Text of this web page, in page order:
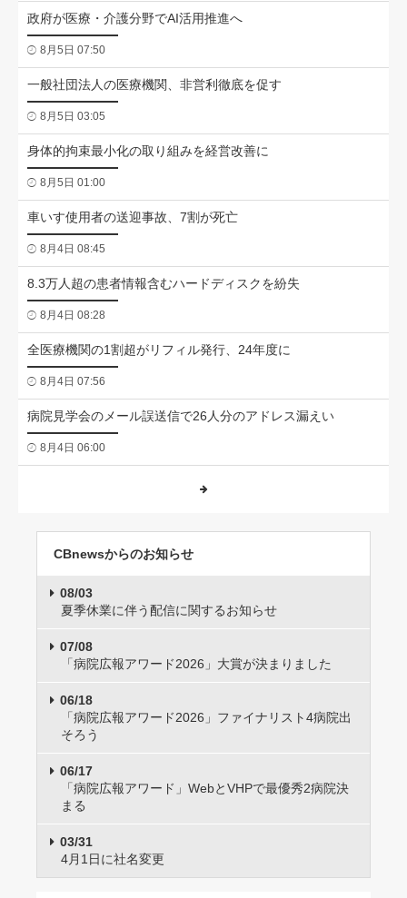
政府が医療・介護分野でAI活用推進へ
8月5日 07:50
一般社団法人の医療機関、非営利徹底を促す
8月5日 03:05
身体的拘束最小化の取り組みを経営改善に
8月5日 01:00
車いす使用者の送迎事故、7割が死亡
8月4日 08:45
8.3万人超の患者情報含むハードディスクを紛失
8月4日 08:28
全医療機関の1割超がリフィル発行、24年度に
8月4日 07:56
病院見学会のメール誤送信で26人分のアドレス漏えい
8月4日 06:00
CBnewsからのお知らせ
08/03
夏季休業に伴う配信に関するお知らせ
07/08
「病院広報アワード2026」大賞が決まりました
06/18
「病院広報アワード2026」ファイナリスト4病院出
そろう
06/17
「病院広報アワード」WebとVHPで最優秀2病院決
まる
03/31
4月1日に社名変更